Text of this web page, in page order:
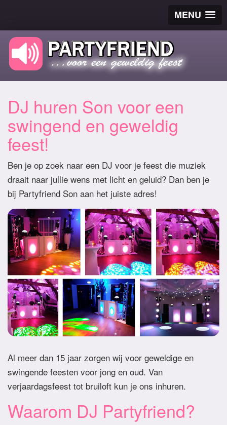
MENU
DJ huren Son voor een
swingend en geweldig
feest!
Ben je op zoek naar een DJ voor je feest die muziek
draait naar jullie wens met licht en geluid? Dan ben je
bij Partyfriend Son aan het juiste adres!
Al meer dan 15 jaar zorgen wij voor geweldige en
swingende feesten voor jong en oud. Van
verjaardagsfeest tot bruiloft kun je ons inhuren.
Waarom DJ Partyfriend?